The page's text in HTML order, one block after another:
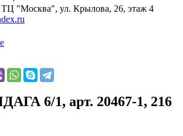
ТЦ "Москва", ул. Крылова, 26, этаж 4
6/1, арт. 20467-1, 216